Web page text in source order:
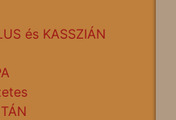
és KASSZIÁN